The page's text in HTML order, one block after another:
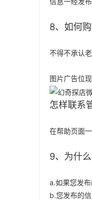
8、 如何
不得不承认
图片广告位
怎样联系
在帮助页面
9、为什
a.如果您发
b.您发布的